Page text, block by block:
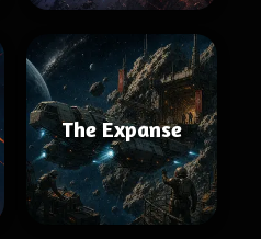
The Expanse